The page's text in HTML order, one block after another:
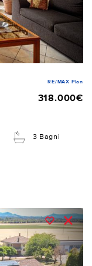
RE/MAX Plan
318.000€
3 Bagni